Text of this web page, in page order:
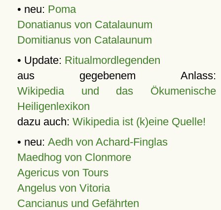
• neu: Poma
Donatianus von Catalaunum
Domitianus von Catalaunum
• Update: Ritualmordlegenden
aus gegebenem Anlass:
Wikipedia und das Ökumenische
Heiligenlexikon
dazu auch: Wikipedia ist (k)eine Quelle!
• neu: Aedh von Achard-Finglas
Maedhog von Clonmore
Agericus von Tours
Angelus von Vitoria
Cancianus und Gefährten